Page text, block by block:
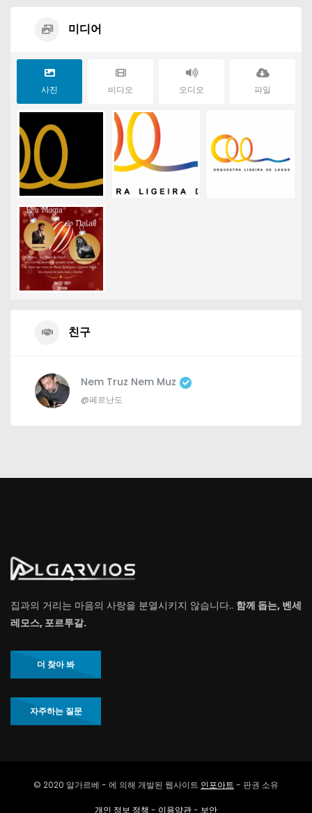
미디어
사진 비디오 오디오 파일
친구
Nem Truz Nem Muz
@페르난도
집과의 거리는 마음의 사랑을 분열시키지 않습니다.. 함께 돕는, 벤세
레모스, 포르투갈.
더 찾아 봐
자주하는 질문
© 2020 알가르베 - 에 의해 개발된 웹사이트 인포아트 - 판권 소유
개인 정보 정책 - 이용약관- 보안